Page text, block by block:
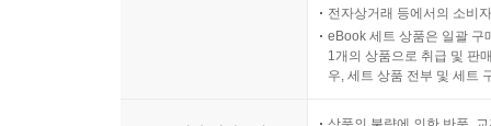
전자상거래 등에서의 소비
eBook 세트 상품은 일괄 구
1개의 상품으로 취급 및 판
우, 세트 상품 전부 및 세트